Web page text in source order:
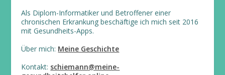
Als Diplom-Informatiker und Betroffener einer
chronischen Erkrankung beschäftige ich mich seit 2016
mit Gesundheits-Apps.
Über mich: Meine Geschichte
Kontakt: schiemann@meine-